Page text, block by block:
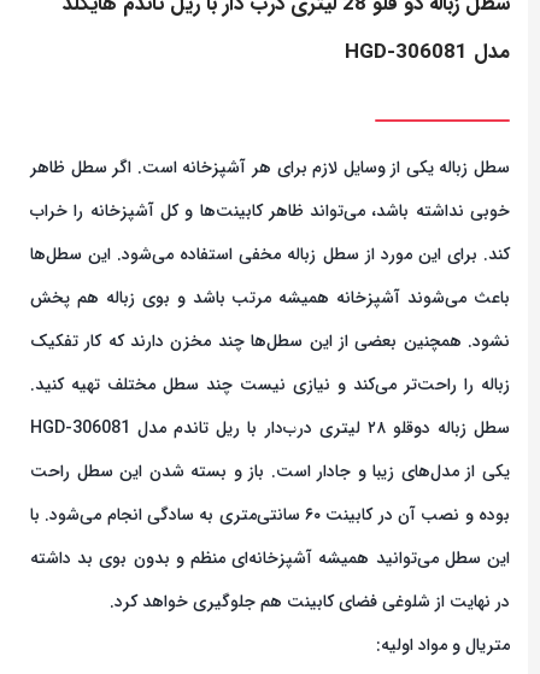
مدل HGD-306081
سطل زباله یکی از وسایل لازم برای هر آشپزخانه است. اگر سطل ظاهر
خوبی نداشته باشد، می‌تواند ظاهر کابینت‌ها و کل آشپزخانه را خراب
کند. برای این مورد از سطل زباله مخفی استفاده می‌شود. این سطل‌ها
باعث می‌شوند آشپزخانه همیشه مرتب باشد و بوی زباله هم پخش
نشود. همچنین بعضی از این سطل‌ها چند مخزن دارند که کار تفکیک
زباله را راحت‌تر می‌کند و نیازی نیست چند سطل مختلف تهیه کنید.
سطل زباله دوقلو ۲۸ لیتری درب‌دار با ریل تاندم مدل HGD-306081
یکی از مدل‌های زیبا و جادار است. باز و بسته شدن این سطل راحت
بوده و نصب آن در کابینت ۶۰ سانتی‌متری به سادگی انجام می‌شود. با
این سطل می‌توانید همیشه آشپزخانه‌ای منظم و بدون بوی بد داشته
در نهایت از شلوغی فضای کابینت هم جلوگیری خواهد کرد.
متریال و مواد اولیه: